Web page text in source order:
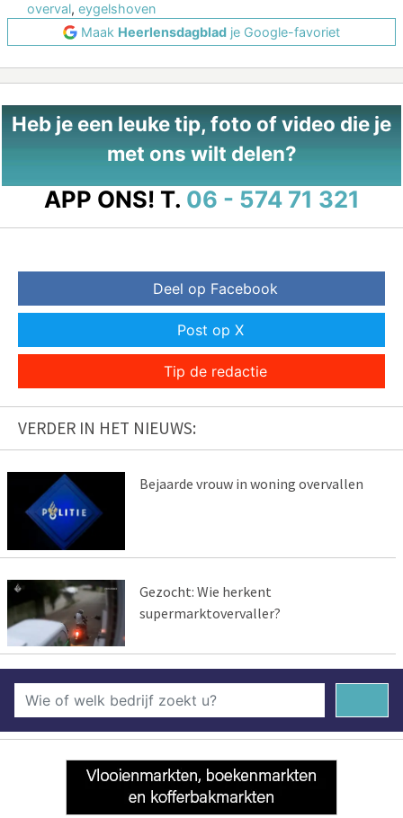
overval, eygelshoven
Maak Heerlensdagblad je Google-favoriet
Heb je een leuke tip, foto of video die je
met ons wilt delen?
APP ONS! T. 06 - 574 71 321
Deel op Facebook
Post op X
Tip de redactie
VERDER IN HET NIEUWS:
Bejaarde vrouw in woning overvallen
Gezocht: Wie herkent
supermarktovervaller?